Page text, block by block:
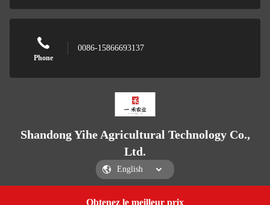
Obtenez le meilleur prix
Phone
0086-15866693137
Shandong Yihe Agricultural Technology Co.,
Ltd.